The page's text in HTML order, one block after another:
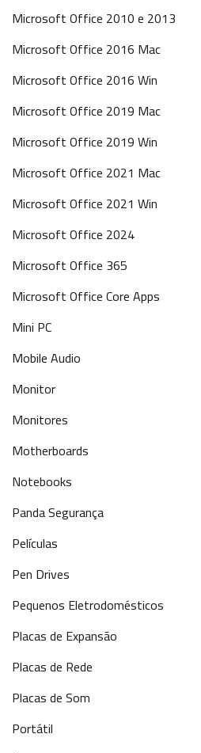
Microsoft Office 2010 e 2013
Microsoft Office 2016 Mac
Microsoft Office 2016 Win
Microsoft Office 2019 Mac
Microsoft Office 2019 Win
Microsoft Office 2021 Mac
Microsoft Office 2021 Win
Microsoft Office 2024
Microsoft Office 365
Microsoft Office Core Apps
Mini PC
Mobile Audio
Monitor
Monitores
Motherboards
Notebooks
Panda Segurança
Películas
Pen Drives
Pequenos Eletrodomésticos
Placas de Expansão
Placas de Rede
Placas de Som
Portátil